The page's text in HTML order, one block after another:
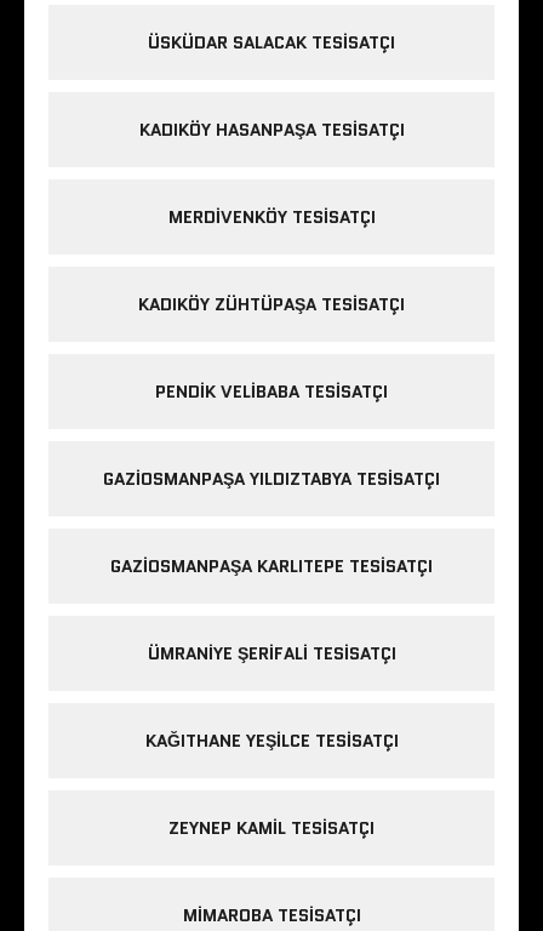
ÜSKÜDAR SALACAK TESISATÇI
KADIKÖY HASANPAŞA TESISATÇI
MERDIVENKÖY TESISATÇI
KADIKÖY ZÜHTÜPAŞA TESISATÇI
PENDIK VELIBABA TESISATÇI
GAZIOSMANPAŞA YILDIZTABYA TESISATÇI
GAZIOSMANPAŞA KARLITEPE TESISATÇI
ÜMRANIYE ŞERIFALI TESISATÇI
KAĞITHANE YEŞILCE TESISATÇI
ZEYNEP KAMIL TESISATÇI
MIMAROBA TESISATÇI